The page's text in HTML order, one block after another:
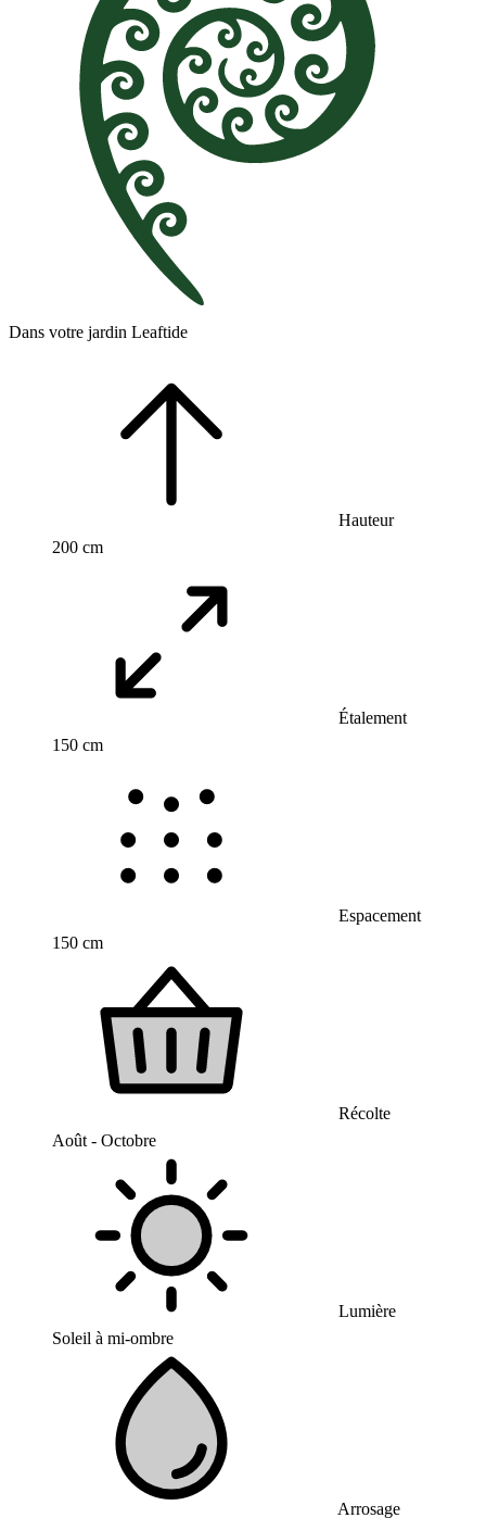
Dans votre jardin Leaftide
Hauteur
200 cm
Étalement
150 cm
Espacement
150 cm
Récolte
Août - Octobre
Lumière
Soleil à mi-ombre
Arrosage